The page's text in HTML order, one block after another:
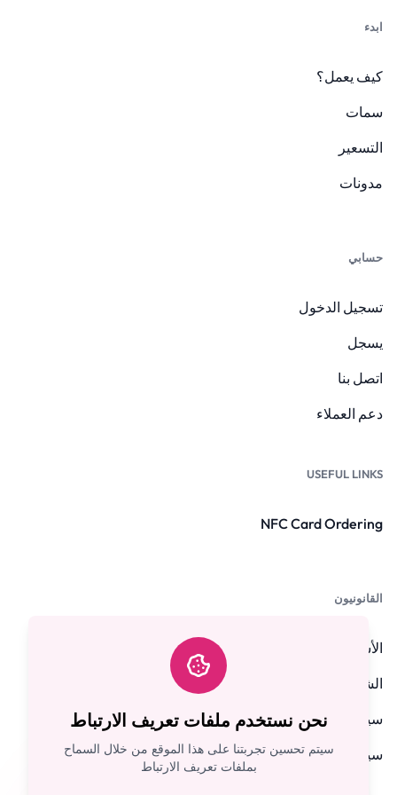
نحن نستخدم ملفات تعريف الارتباط
سيتم تحسين تجربتنا على هذا الموقع من خلال السماح
بملفات تعريف الارتباط
ابدء
كيف يعمل؟
سمات
التسعير
مدونات
حسابي
تسجيل الدخول
يسجل
اتصل بنا
دعم العملاء
USEFUL LINKS
NFC Card Ordering
القانونيون
الأسئلة الشائعة
الشروط والأحكام
سياسة الخصوصية
سياسة استرداد الأموال